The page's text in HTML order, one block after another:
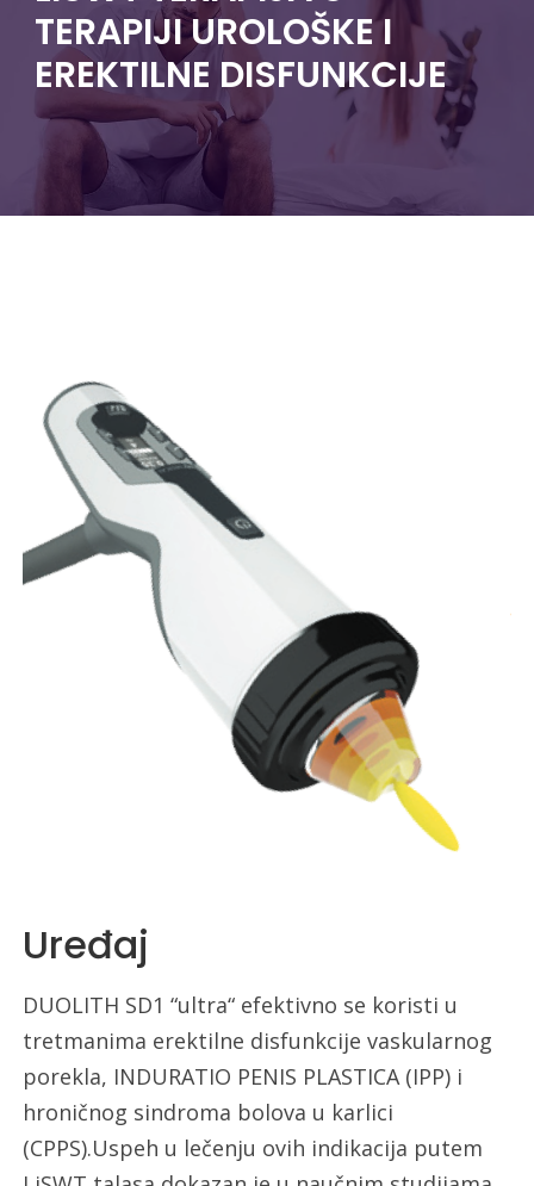
TERAPIJI UROLOŠKE I
EREKTILNE DISFUNKCIJE
Uređaj
DUOLITH SD1 “ultra“ efektivno se koristi u
tretmanima erektilne disfunkcije vaskularnog
porekla, INDURATIO PENIS PLASTICA (IPP) i
hroničnog sindroma bolova u karlici
(CPPS).Uspeh u lečenju ovih indikacija putem